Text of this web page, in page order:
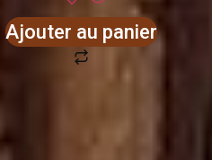
Ajouter au panier